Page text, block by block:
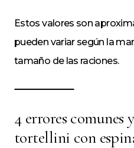
Estos valores son
pueden variar según la
tamaño de las raciones.
4 errores comunes
tortellini con